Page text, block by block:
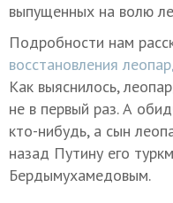
выпущенных на волю
Подробности нам
восстановления
Как выяснилось,
не в первый раз. А
кто-нибудь, а сын
назад Путину его
Бердымухамедовым.